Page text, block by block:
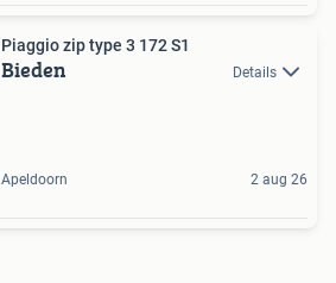
Piaggio zip type 3 172 S1
Bieden Details
Apeldoorn 2 aug 26